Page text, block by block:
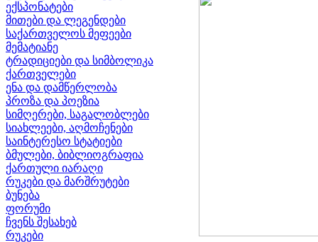
ექსპონატები
მითები და ლეგენდები
საქართველოს მეფეები
მემატიანე
ტრადიციები და სიმბოლიკა
ქართველები
ენა და დამწერლობა
პროზა და პოეზია
სიმღერები, საგალობლები
სიახლეები, აღმოჩენები
საინტერესო სტატიები
ბმულები, ბიბლიოგრაფია
ქართული იარაღი
რუკები და მარშრუტები
ბუნება
ფორუმი
ჩვენს შესახებ
რუკები